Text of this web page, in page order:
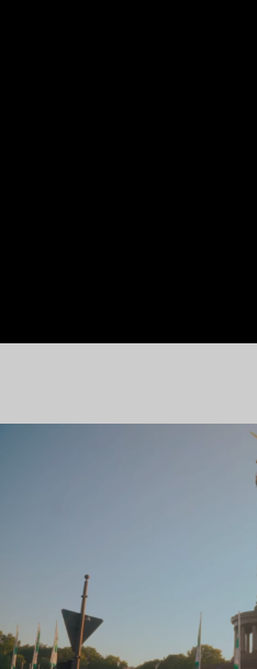
Lire l’article